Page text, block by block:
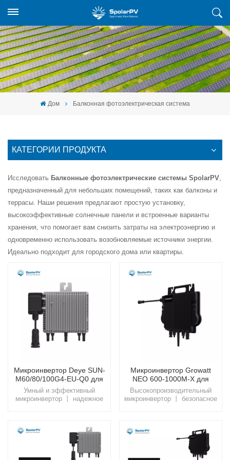
Дом Балконная фотоэлектрическая система
КАТЕГОРИИ ПРОДУКТА
Исследовать Балконные фотоэлектрические системы SpolarPV,
предназначенный для небольших помещений, таких как балконы и
террасы. Наши решения предлагают простую установку,
высокоэффективные солнечные панели и встроенные варианты
хранения, что помогает вам снизить затраты на электроэнергию и
одновременно использовать возобновляемые источники энергии.
Идеально подходит для городского дома или квартиры.
Микроинвертор Deye SUN-
M60/80/100G4-EU-Q0 для
солнечной балконной
системы
Умный и эффективный
микроинвертор 丨 надежное
балконе с помощью
микроинвертора Deye SUN-
M60/80/100G4-EU-Q0,
предназначенного для
Микроинвертор Growatt
NEO 600-1000M-X для
солнечной системы на
балконе
Высокопроизводительный
микроинвертор 丨 безопасное
балконе с помощью
микроинвертора Growatt NEO
600-1000M-X, предлагающего
эффективное преобразование